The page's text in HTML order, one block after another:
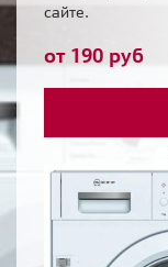
сайте.
от 190 руб